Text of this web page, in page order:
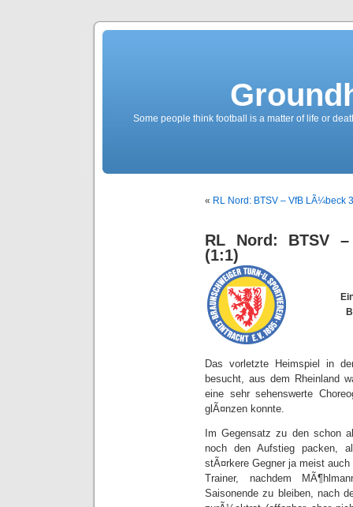
Some people think football is a matter of life or
« RL Nord: BTSV – VfB LÃ¼beck
RL Nord: BTSV
(1:1)
Das vorletzte Heimspiel in
besucht, aus dem Rheinland
eine sehr sehenswerte
glÃ¤nzen konnte.
Im Gegensatz zu den schon
noch den Aufstieg packen,
stÃ¤rkere Gegner ja meist
Trainer, nachdem
Saisonende zu bleiben, nach